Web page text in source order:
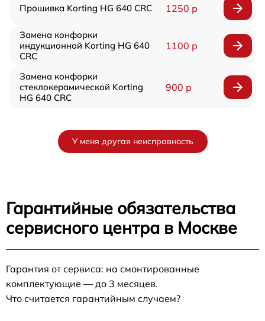
Прошивка Korting HG 640 CRC 1250 р
Замена конфорки
индукционной Korting HG 640
CRC
1100 р
Замена конфорки
стеклокерамической Korting
HG 640 CRC
900 р
У меня другая неисправность
Гарантийные обязательства
сервисного центра в Москве
Гарантия от сервиса: на смонтированные
комплектующие — до 3 месяцев.
Что считается гарантийным случаем?